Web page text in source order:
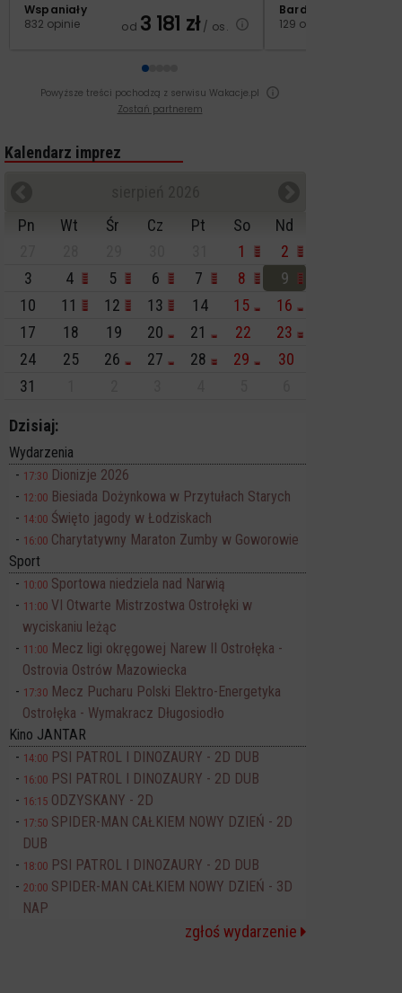
Wspaniały
832 opinie
od 3 181 zł/ os.
Bardzo dobry
129 opinii
Powyższe treści pochodzą z serwisu Wakacje.pl
Zostań partnerem
Kalendarz imprez
Pn
Wt Śr Cz Pt So
Nd
1
2
3
4 5 6 7 8
9
10
11 12 13 14 15
16
17
18 19 20 21 22
23
24
25 26 27 28 29
30
31
Dzisiaj:
Wydarzenia
17:30 Dionizje 2026
12:00 Biesiada Dożynkowa w Przytułach Starych
14:00 Święto jagody w Łodziskach
16:00 Charytatywny Maraton Zumby w Goworowie
Sport
10:00 Sportowa niedziela nad Narwią
11:00 VI Otwarte Mistrzostwa Ostrołęki w
wyciskaniu leżąc
11:00 Mecz ligi okręgowej Narew II Ostrołęka -
Ostrovia Ostrów Mazowiecka
17:30 Mecz Pucharu Polski Elektro-Energetyka
Ostrołęka - Wymakracz Długosiodło
Kino JANTAR
14:00 PSI PATROL I DINOZAURY - 2D DUB
16:00 PSI PATROL I DINOZAURY - 2D DUB
16:15 ODZYSKANY - 2D
17:50 SPIDER-MAN CAŁKIEM NOWY DZIEŃ - 2D
DUB
18:00 PSI PATROL I DINOZAURY - 2D DUB
20:00 SPIDER-MAN CAŁKIEM NOWY DZIEŃ - 3D
NAP
zgłoś wydarzenie